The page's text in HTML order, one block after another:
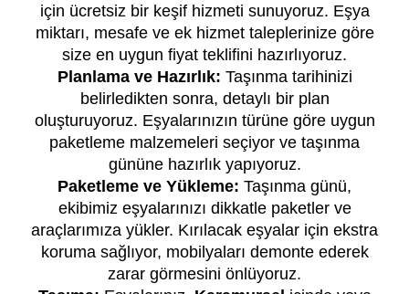
için ücretsiz bir keşif hizmeti sunuyoruz. Eşya
miktarı, mesafe ve ek hizmet taleplerinize göre
size en uygun fiyat teklifini hazırlıyoruz.
Planlama ve Hazırlık: Taşınma tarihinizi
belirledikten sonra, detaylı bir plan
oluşturuyoruz. Eşyalarınızın türüne göre uygun
paketleme malzemeleri seçiyor ve taşınma
gününe hazırlık yapıyoruz.
Paketleme ve Yükleme: Taşınma günü,
ekibimiz eşyalarınızı dikkatle paketler ve
araçlarımıza yükler. Kırılacak eşyalar için ekstra
koruma sağlıyor, mobilyaları demonte ederek
zarar görmesini önlüyoruz.